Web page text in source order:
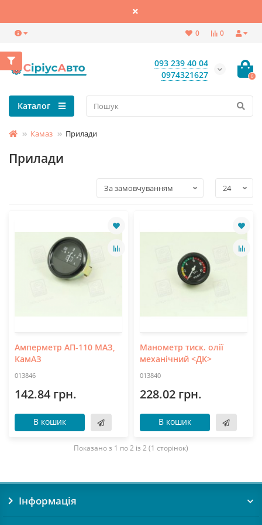
0
0
093 239 40 04
0974321627
0
Каталог
Камаз Прилади
Прилади
Амперметр АП-110 МАЗ,
КамАЗ
013846
142.84 грн.
В кошик
Манометр тиск. олії
механічний <ДК>
013840
228.02 грн.
В кошик
Показано з 1 по 2 із 2 (1 сторінок)
Інформація